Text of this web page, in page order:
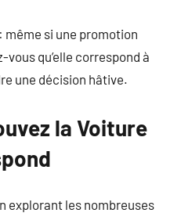
si une promotion
qu’elle correspond à
une décision hâtive.
la Voiture
explorant les nombreuses